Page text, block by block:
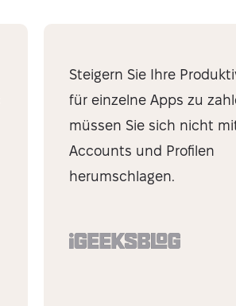
Steigern Sie Ihre
für einzelne Apps zu
müssen Sie sich nicht
Accounts und Profilen
herumschlagen.